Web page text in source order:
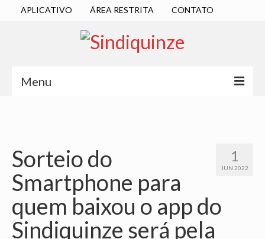
APLICATIVO ÁREA RESTRITA CONTATO
Menu
DIRETORIA EXECUTIVA
ESTATUTO
LOCALIZAÇÃO
1
JUN 2022
Sorteio do
Smartphone para
quem baixou o app do
Sindiquinze será pela